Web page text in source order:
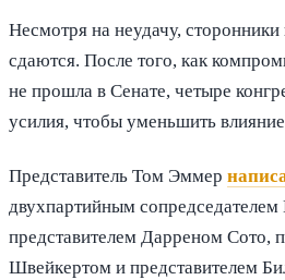
Несмотря на неудачу,
сдаются. После того, как
не прошла в Сенате, четыре
усилия, чтобы уменьшить
Представитель Том Эммер
двухпартийным
представителем Дарреном Сото,
Швейкертом и представителем